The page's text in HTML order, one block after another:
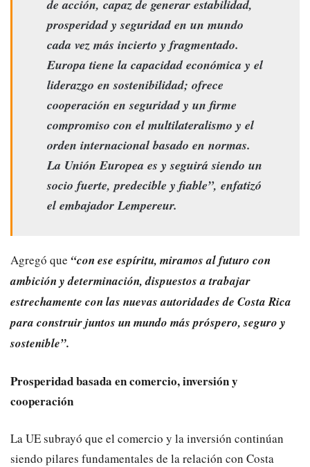
de acción, capaz de generar estabilidad,
prosperidad y seguridad en un mundo
cada vez más incierto y fragmentado.
Europa tiene la capacidad económica y el
liderazgo en sostenibilidad; ofrece
cooperación en seguridad y un firme
compromiso con el multilateralismo y el
orden internacional basado en normas.
La Unión Europea es y seguirá siendo un
socio fuerte, predecible y fiable”, enfatizó
el embajador Lempereur.
Agregó que “con ese espíritu, miramos al futuro con
ambición y determinación, dispuestos a trabajar
estrechamente con las nuevas autoridades de Costa Rica
para construir juntos un mundo más próspero, seguro y
sostenible”.
Prosperidad basada en comercio, inversión y
cooperación
La UE subrayó que el comercio y la inversión continúan
siendo pilares fundamentales de la relación con Costa